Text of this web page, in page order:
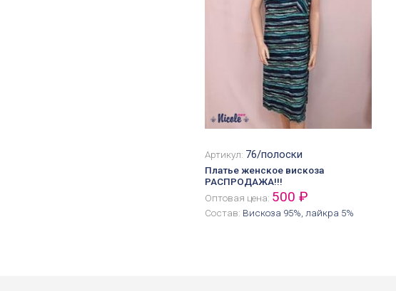
Артикул: 76/полоски
Платье женское вискоза
РАСПРОДАЖА!!!
Оптовая цена: 500 ₽
Состав: Вискоза 95%, лайкра 5%